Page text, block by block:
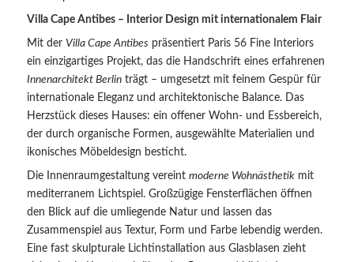
Villa Cape Antibes – Interior Design mit internationalem Flair
Mit der Villa Cape Antibes präsentiert Paris 56 Fine Interiors
ein einzigartiges Projekt, das die Handschrift eines erfahrenen
Innenarchitekt Berlinträgt – umgesetzt mit feinem Gespür für
internationale Eleganz und architektonische Balance. Das
Herzstück dieses Hauses: ein offener Wohn- und Essbereich,
der durch organische Formen, ausgewählte Materialien und
ikonisches Möbeldesign besticht.
Die Innenraumgestaltung vereint moderne Wohnästhetikmit
mediterranem Lichtspiel. Großzügige Fensterflächen öffnen
den Blick auf die umliegende Natur und lassen das
Zusammenspiel aus Textur, Form und Farbe lebendig werden.
Eine fast skulpturale Lichtinstallation aus Glasblasen zieht